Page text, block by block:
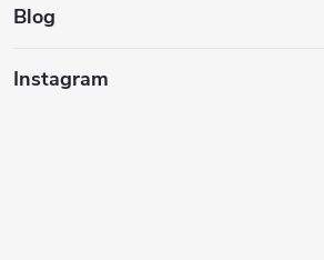
Blog
Instagram